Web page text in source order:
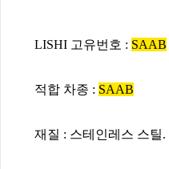
LISHI 고유번호 : SAAB
적합 차종 : SAAB
재질 : 스테인레스 스틸